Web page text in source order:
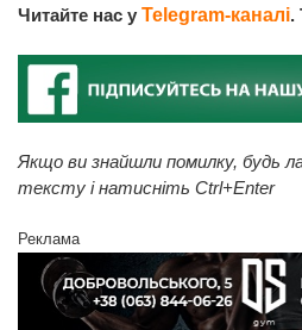
Читайте нас у Telegram-каналі.
Якщо ви знайшли помилку, будь
тексту і натисніть Ctrl+Enter
Реклама